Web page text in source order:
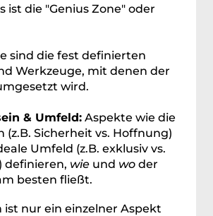
ist die "Genius Zone" oder
sind die fest definierten
Werkzeuge, mit denen der
wird.
& Umfeld: Aspekte wie die
(z.B. Sicherheit vs. Hoffnung)
Umfeld (z.B. exklusiv vs.
definieren, wie und wo der
besten fließt.
ist nur ein einzelner Aspekt